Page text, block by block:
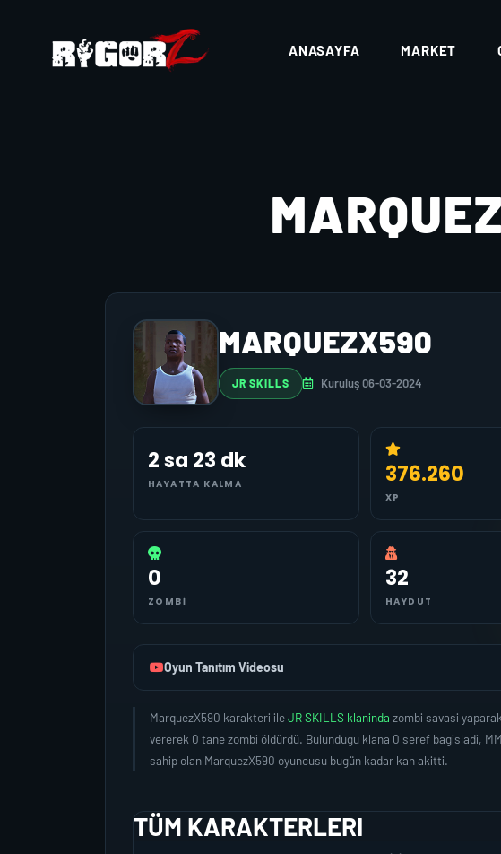
ANASAYFA MARKET
MARQUEZX590
JR SKILLS Kuruluş 06-03-2024
2 sa 23 dk
HAYATTA KALMA 376.260
XP
0
ZOMBI
32
HAYDUT
Oyun Tanıtım Videosu
MarquezX590 karakteri ileJR SKILLS klaninda zombi savasi
vererek 0 tane zombi öldürdü. Bulundugu klana 0 seref bagisladi,
sahip olan MarquezX590 oyuncusu bugün kadar kan akitti.
TÜM KARAKTERLERI